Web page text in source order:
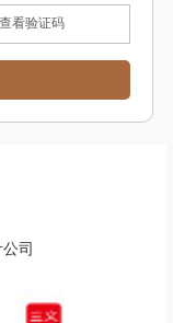
查看验证码
司